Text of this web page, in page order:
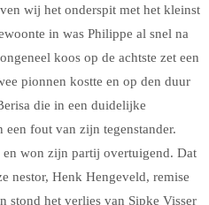
wij het onderspit met het kleinst
in was Philippe al snel na
koos op de achtste zet een
pionnen kostte en op den duur
die in een duidelijke
fout van zijn tegenstander.
en won zijn partij overtuigend. Dat
nestor, Henk Hengeveld, remise
stond het verlies van Sipke Visser